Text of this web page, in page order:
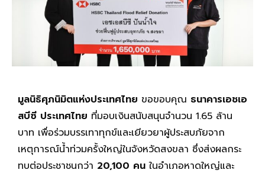
มูลนิธิศุภนิมิตแห่งประเทศไทย ขอขอบคุณ ธนาคารเอชเอ
สบีซี ประเทศไทย ที่มอบเงินสนับสนุนจำนวน 1.65 ล้าน
บาท เพื่อร่วมบรรเทาทุกข์และเยียวยาผู้ประสบภัยจาก
เหตุการณ์น้ำท่วมครั้งใหญ่ในจังหวัดสงขลา ซึ่งส่งผลกระ
ทบต่อประชาชนกว่า 20,100 คน ในอำเภอหาดใหญ่และ